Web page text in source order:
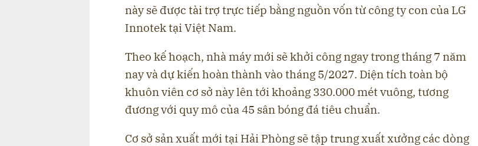
này sẽ được tài trợ trực tiếp bằng nguồn vốn từ công ty con của LG
Innotek tại Việt Nam.
Theo kế hoạch, nhà máy mới sẽ khởi công ngay trong tháng 7 năm
nay và dự kiến hoàn thành vào tháng 5/2027. Diện tích toàn bộ
khuôn viên cơ sở này lên tới khoảng 330.000 mét vuông, tương
đương với quy mô của 45 sân bóng đá tiêu chuẩn.
Cơ sở sản xuất mới tại Hải Phòng sẽ tập trung xuất xưởng các dòng